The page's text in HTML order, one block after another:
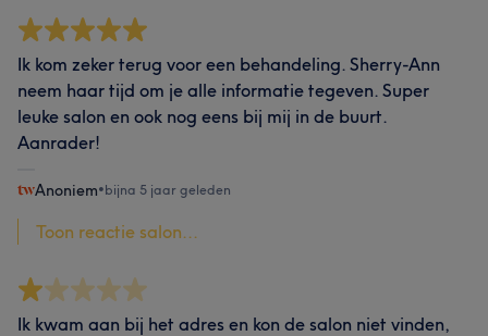
Ik kom zeker terug voor een behandeling. Sherry-Ann
neem haar tijd om je alle informatie tegeven. Super
leuke salon en ook nog eens bij mij in de buurt.
Aanrader!
Anoniem•bijna 5 jaar geleden
Toon reactie salon...
Ik kwam aan bij het adres en kon de salon niet vinden,